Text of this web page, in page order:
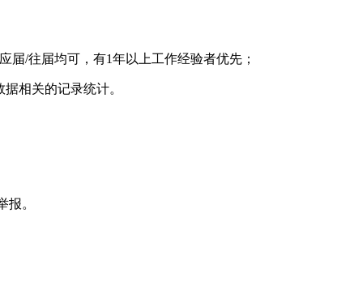
届/往届均可，有1年以上工作经验者优先；
相关的记录统计。
。